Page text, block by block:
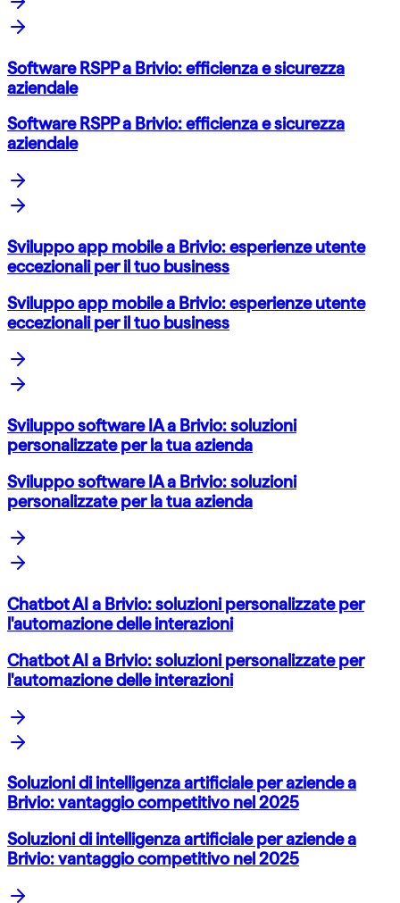
Software RSPP a Brivio: efficienza e sicurezza
aziendale
Software RSPP a Brivio: efficienza e sicurezza
aziendale
Sviluppo app mobile a Brivio: esperienze utente
eccezionali per il tuo business
Sviluppo app mobile a Brivio: esperienze utente
eccezionali per il tuo business
Sviluppo software IA a Brivio: soluzioni
personalizzate per la tua azienda
Sviluppo software IA a Brivio: soluzioni
personalizzate per la tua azienda
Chatbot AI a Brivio: soluzioni personalizzate per
l'automazione delle interazioni
Chatbot AI a Brivio: soluzioni personalizzate per
l'automazione delle interazioni
Soluzioni di intelligenza artificiale per aziende a
Brivio: vantaggio competitivo nel 2025
Soluzioni di intelligenza artificiale per aziende a
Brivio: vantaggio competitivo nel 2025